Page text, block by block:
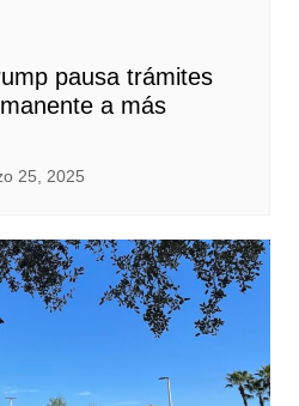
pausa trámites
a más
25, 2025